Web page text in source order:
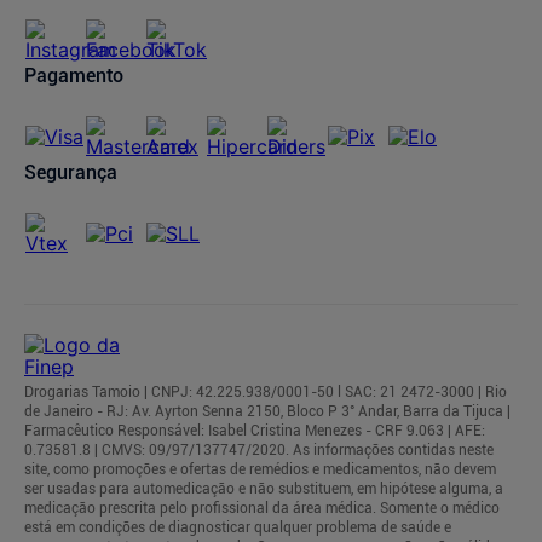
Regulamentos
Pagamento
Segurança
Drogarias Tamoio | CNPJ: 42.225.938/0001-50 l SAC: 21 2472-3000 | Rio
de Janeiro - RJ: Av. Ayrton Senna 2150, Bloco P 3° Andar, Barra da Tijuca |
Farmacêutico Responsável: Isabel Cristina Menezes - CRF 9.063 | AFE:
0.73581.8 | CMVS: 09/97/137747/2020. As informações contidas neste
site, como promoções e ofertas de remédios e medicamentos, não devem
ser usadas para automedicação e não substituem, em hipótese alguma, a
medicação prescrita pelo profissional da área médica. Somente o médico
está em condições de diagnosticar qualquer problema de saúde e